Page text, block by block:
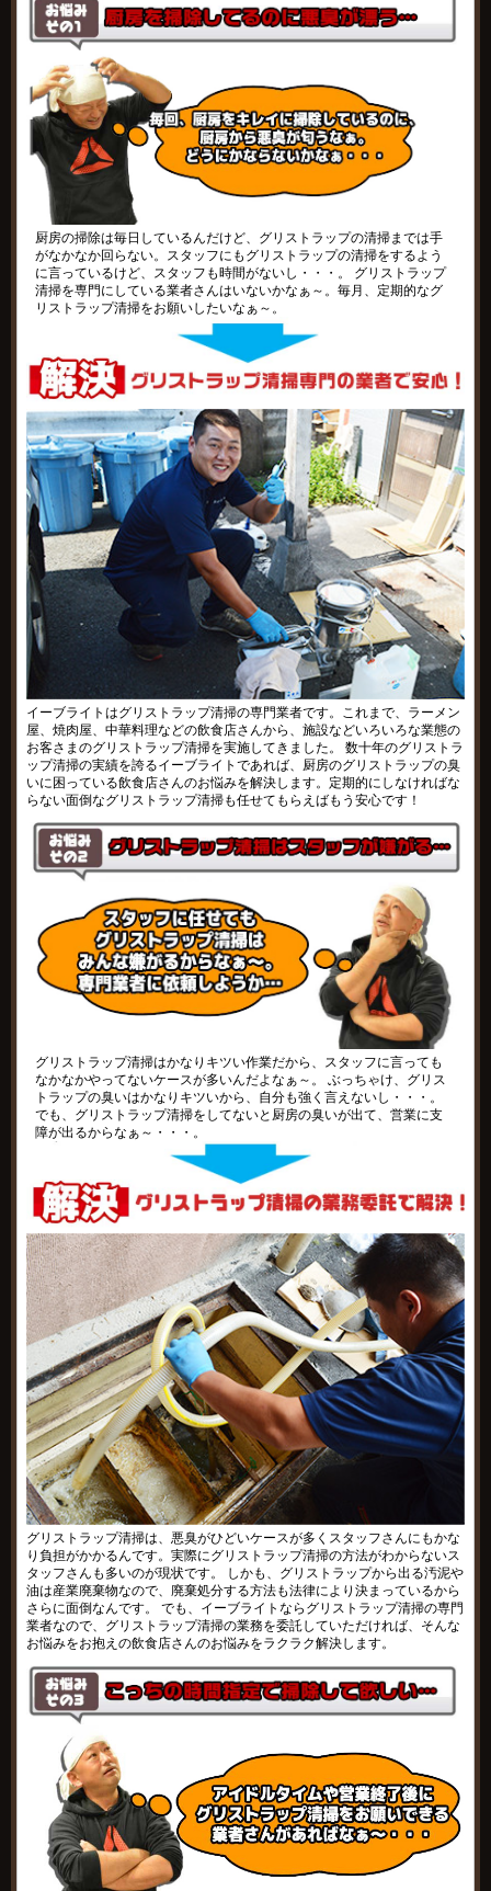
厨房の掃除は毎日しているんだけど、グリストラップの清掃までは手
がなかなか回らない。スタッフにもグリストラップの清掃をするよう
に言っているけど、スタッフも時間がないし・・・。 グリストラップ
清掃を専門にしている業者さんはいないかなぁ～。毎月、定期的なグ
リストラップ清掃をお願いしたいなぁ～。
イーブライトはグリストラップ清掃の専門業者です。これまで、ラーメン
屋、焼肉屋、中華料理などの飲食店さんから、施設などいろいろな業態の
お客さまのグリストラップ清掃を実施してきました。 数十年のグリストラ
ップ清掃の実績を誇るイーブライトであれば、厨房のグリストラップの臭
いに困っている飲食店さんのお悩みを解決します。定期的にしなければな
らない面倒なグリストラップ清掃も任せてもらえばもう安心です！
グリストラップ清掃はかなりキツい作業だから、スタッフに言っても
なかなかやってないケースが多いんだよなぁ～。 ぶっちゃけ、グリス
トラップの臭いはかなりキツいから、自分も強く言えないし・・・。
でも、グリストラップ清掃をしてないと厨房の臭いが出て、営業に支
障が出るからなぁ～・・・。
グリストラップ清掃は、悪臭がひどいケースが多くスタッフさんにもかな
り負担がかかるんです。実際にグリストラップ清掃の方法がわからないス
タッフさんも多いのが現状です。 しかも、グリストラップから出る汚泥や
油は産業廃棄物なので、廃棄処分する方法も法律により決まっているから
さらに面倒なんです。 でも、イーブライトならグリストラップ清掃の専門
業者なので、グリストラップ清掃の業務を委託していただければ、そんな
お悩みをお抱えの飲食店さんのお悩みをラクラク解決します。